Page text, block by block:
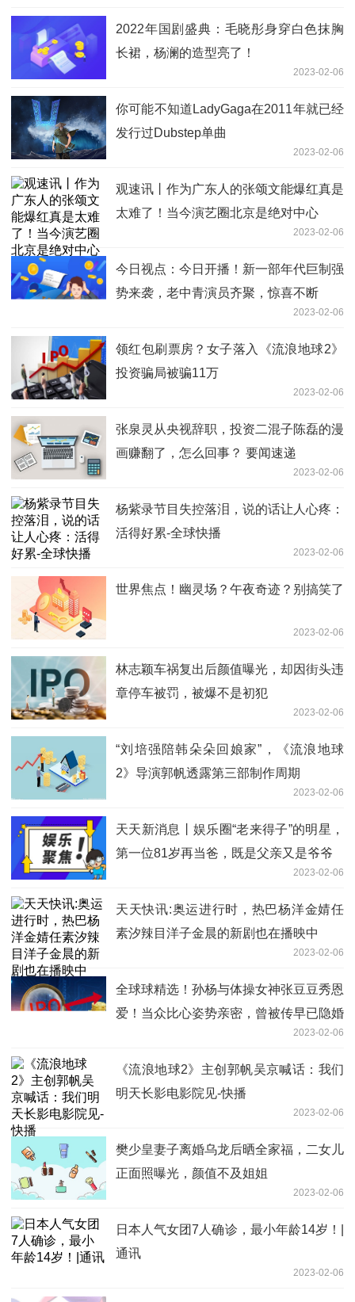
2022年国剧盛典：毛晓彤身穿白色抹胸
长裙，杨澜的造型亮了！
2023-02-06
你可能不知道LadyGaga在2011年就已经
发行过Dubstep单曲
2023-02-06
观速讯丨作为广东人的张颂文能爆红真是
太难了！当今演艺圈北京是绝对中心
2023-02-06
今日视点：今日开播！新一部年代巨制强
势来袭，老中青演员齐聚，惊喜不断
2023-02-06
领红包刷票房？女子落入《流浪地球2》
投资骗局被骗11万
2023-02-06
张泉灵从央视辞职，投资二混子陈磊的漫
画赚翻了，怎么回事？ 要闻速递
2023-02-06
杨紫录节目失控落泪，说的话让人心疼：
活得好累-全球快播
2023-02-06
世界焦点！幽灵场？午夜奇迹？别搞笑了
2023-02-06
林志颖车祸复出后颜值曝光，却因街头违
章停车被罚，被爆不是初犯
2023-02-06
“刘培强陪韩朵朵回娘家”，《流浪地球
2》导演郭帆透露第三部制作周期
2023-02-06
天天新消息丨娱乐圈“老来得子”的明星，
第一位81岁再当爸，既是父亲又是爷爷
2023-02-06
天天快讯:奥运进行时，热巴杨洋金婧任
素汐辣目洋子金晨的新剧也在播映中
2023-02-06
全球球精选！孙杨与体操女神张豆豆秀恩
爱！当众比心姿势亲密，曾被传早已隐婚
2023-02-06
《流浪地球2》主创郭帆吴京喊话：我们
明天长影电影院见-快播
2023-02-06
樊少皇妻子离婚乌龙后晒全家福，二女儿
正面照曝光，颜值不及姐姐
2023-02-06
日本人气女团7人确诊，最小年龄14岁！|
通讯
2023-02-06